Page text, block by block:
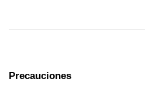
Precauciones